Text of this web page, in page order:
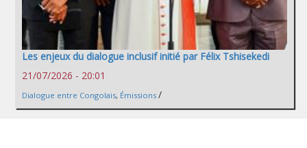
Les enjeux du dialogue inclusif initié par Félix Tshisekedi
21/07/2026 - 20:01
Dialogue entre Congolais, Émissions /